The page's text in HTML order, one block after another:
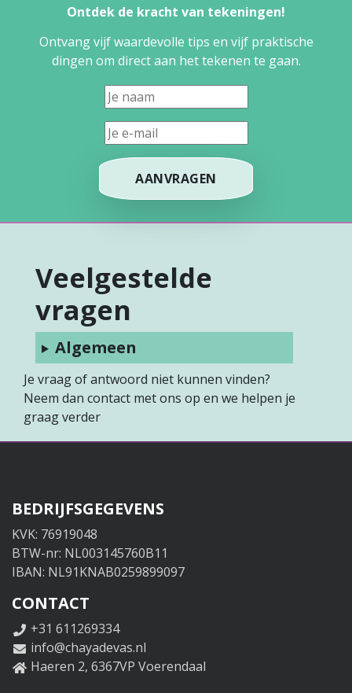
Ontdek de kracht van tekeningen!
Ontvang vijf waardevolle tips en vijf praktische
dingen om direct aan het tekenen te gaan.
Veelgestelde
vragen
Algemeen
Je vraag of antwoord niet kunnen vinden?
Neem dan contact met ons op en we helpen je
graag verder
BEDRIJFSGEGEVENS
KVK: 76919048
BTW-nr: NL003145760B11
IBAN: NL91KNAB0259899097
CONTACT
+31 611269334
info@chayadevas.nl
Haeren 2, 6367VP Voerendaal